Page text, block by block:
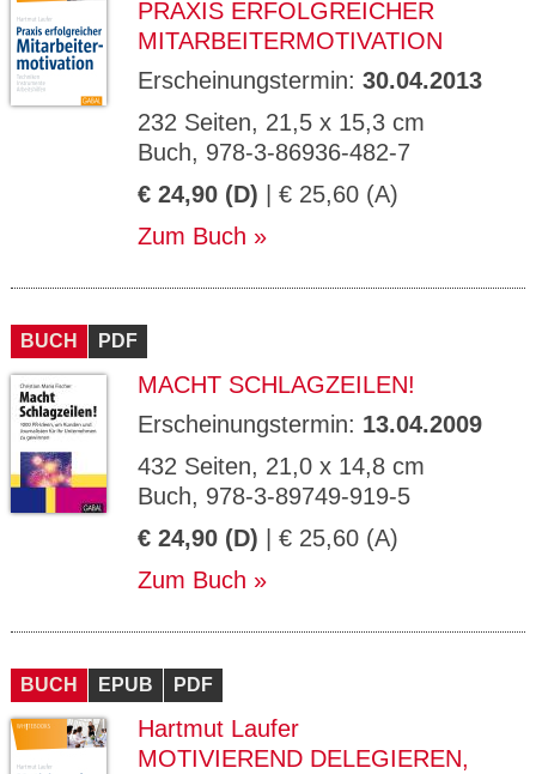
PRAXIS ERFOLGREICHER
MITARBEITERMOTIVATION
Erscheinungstermin: 30.04.2013
232 Seiten, 21,5 x 15,3 cm
Buch, 978-3-86936-482-7
€ 24,90 (D) | € 25,60 (A)
Zum Buch
BUCH PDF
MACHT SCHLAGZEILEN!
Erscheinungstermin: 13.04.2009
432 Seiten, 21,0 x 14,8 cm
Buch, 978-3-89749-919-5
€ 24,90 (D) | € 25,60 (A)
Zum Buch
BUCH EPUB PDF
Hartmut Laufer
MOTIVIEREND DELEGIEREN,